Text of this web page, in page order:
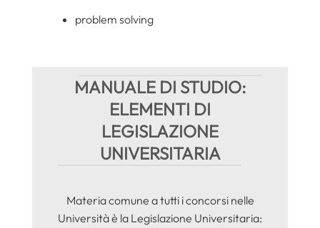
problem solving
MANUALE DI STUDIO:
ELEMENTI DI
LEGISLAZIONE
UNIVERSITARIA
Materia comune a tutti i concorsi nelle
Università è la Legislazione Universitaria: